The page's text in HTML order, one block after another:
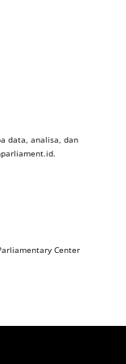
data, analisa, dan
Center